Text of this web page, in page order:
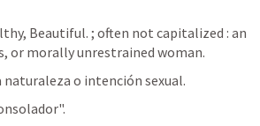
Beautiful. ; often not capitalized : an
or morally unrestrained woman.
o intención sexual.